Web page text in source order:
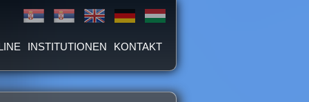
INSTITUTIONEN KONTAKT